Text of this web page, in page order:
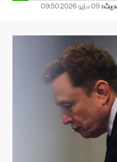
09 مايو 2026 09:50